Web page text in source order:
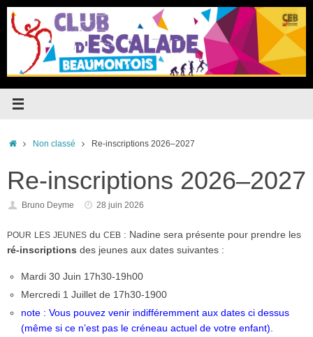
Passer
contenu
AccueilNon classé Re-inscriptions 2026–2027
Re-inscriptions 2026–2027
Bruno Deyme 28 juin 2026
POUR LES JEUNES du CEB : Nadine sera présente pour prendre les
ré-inscriptions des jeunes aux dates suivantes :
Mardi 30 Juin 17h30-19h00
Mercredi 1 Juillet de 17h30-1900
note : Vous pouvez venir indif­fé­remment aux dates ci dessus
(même si ce n’est pas le créneau actuel de votre enfant).